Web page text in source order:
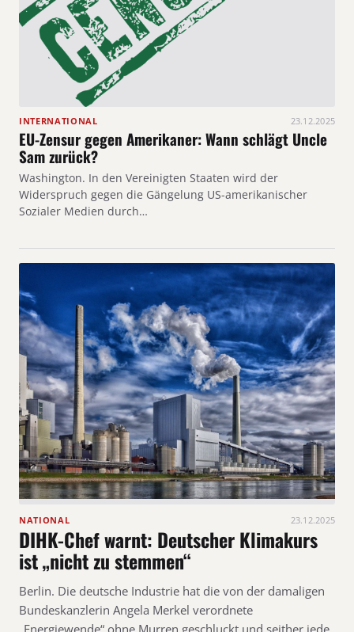
INTERNATIONAL 23.12.2025
EU-Zensur gegen Amerikaner: Wann schlägt Uncle
Sam zurück?
Washington. In den Vereinigten Staaten wird der
Widerspruch gegen die Gängelung US-amerikanischer
Sozialer Medien durch…
NATIONAL 23.12.2025
DIHK-Chef warnt: Deutscher Klimakurs
ist „nicht zu stemmen“
Berlin. Die deutsche Industrie hat die von der damaligen
Bundeskanzlerin Angela Merkel verordnete